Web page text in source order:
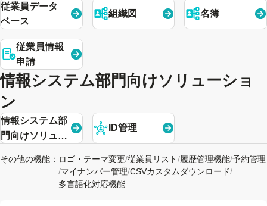
従業員データ
ベース
組織図 名簿
従業員情報
申請
情報システム部門向けソリューショ
ン
情報システム部
門向けソリュー
ID管理
その他の機能： ロゴ・テーマ変更/従業員リスト/履歴管理機能/予約管理
/マイナンバー管理/CSVカスタムダウンロード/
多言語化対応機能